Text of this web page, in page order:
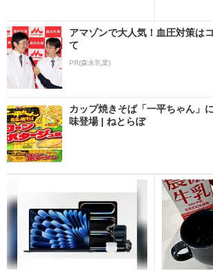
アマゾンで大人気！血圧対策は
て
PR(森永乳業)
カップ焼きそば「一平ちゃん」
味登場 | ねとらぼ